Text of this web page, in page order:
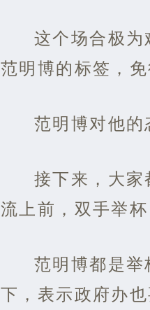
这个场合极
范明博的标签，免
范明博对他的
接下来，大
流上前，双手举杯
范明博都是
下，表示政府办